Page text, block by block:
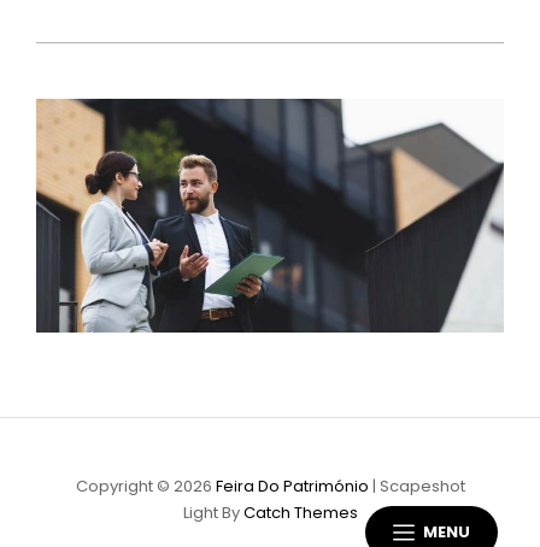
MENU
Copyright © 2026 Feira Do Património | Scapeshot
Light ByCatch Themes